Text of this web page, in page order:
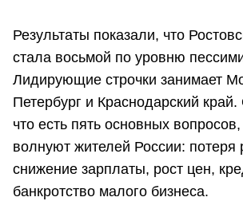
Результаты показали, что
стала восьмой по уровню
Лидирующие строчки занимает
Петербург и Краснодарский край.
что есть пять основных
волнуют жителей России: потеря
снижение зарплаты, рост цен,
банкротство малого бизнеса.